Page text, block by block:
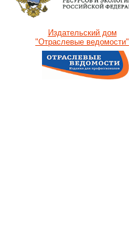
Издательский дом
"Отраслевые ведомости"